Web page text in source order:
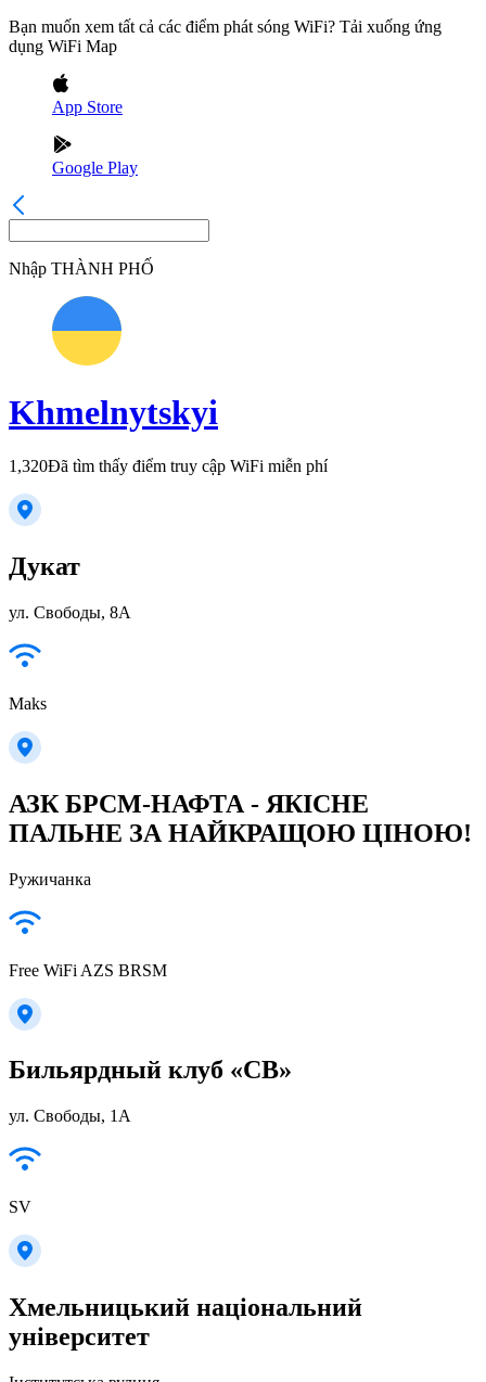
Bạn muốn xem tất cả các điểm phát sóng WiFi? Tải xuống ứng
dụng WiFi Map
App Store
Google Play
Nhập THÀNH PHỐ
Khmelnytskyi
1,320Đã tìm thấy điểm truy cập WiFi miễn phí
Дукат
ул. Свободы, 8А
Maks
АЗК БРСМ-НАФТА - ЯКІСНЕ
ПАЛЬНЕ ЗА НАЙКРАЩОЮ ЦІНОЮ!
Ружичанка
Free WiFi AZS BRSM
Бильярдный клуб «СВ»
ул. Свободы, 1А
SV
Хмельницький національний
університет